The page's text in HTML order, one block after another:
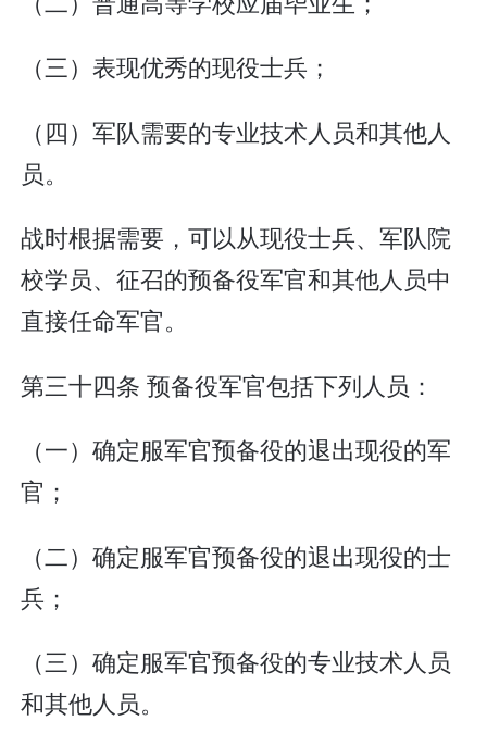
（三）表现优秀的现役士兵；
（四）军队需要的专业技术人员和其他人
员。
战时根据需要，可以从现役士兵、军队院
校学员、征召的预备役军官和其他人员中
直接任命军官。
第三十四条 预备役军官包括下列人员：
（一）确定服军官预备役的退出现役的军
官；
（二）确定服军官预备役的退出现役的士
兵；
（三）确定服军官预备役的专业技术人员
和其他人员。